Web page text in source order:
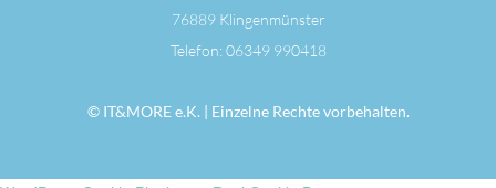
76889 Klingenmünster
Telefon: 06349 990418
©IT&MORE e.K. | Einzelne Rechte vorbehalten.